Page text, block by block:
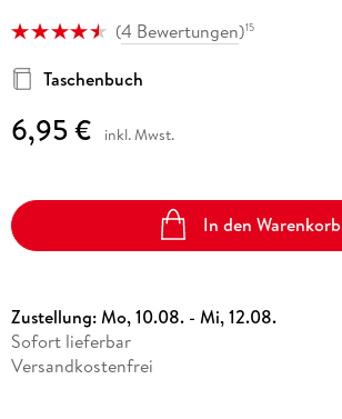
(4 Bewertungen)15
Taschenbuch
6,95 € inkl. Mwst.
In den Warenkorb
Zustellung:Mo, 10.08. - Mi, 12.08.
Sofort lieferbar
Versandkostenfrei